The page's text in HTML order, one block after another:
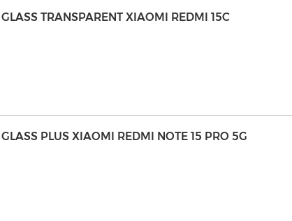
TRANSPARENT XIAOMI REDMI 15C
PLUS XIAOMI REDMI NOTE 15 PRO 5G